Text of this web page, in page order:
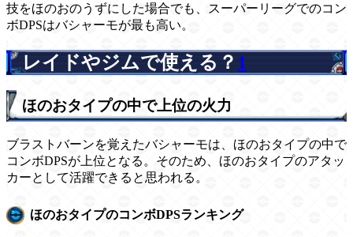
技をほのおのうずにした場合でも、スーパーリーグでのコン
ボDPSはバシャーモが最も高い。
レイドやジムで使える？ 1
ほのおタイプの中で上位の火力
ブラストバーンを覚えたバシャーモは、ほのおタイプの中で
コンボDPSが上位となる。そのため、ほのおタイプのアタッ
カーとして活躍できると思われる。
ほのおタイプのコンボDPSランキング